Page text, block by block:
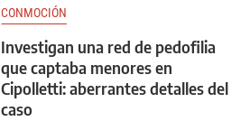
CONMOCIÓN
Investigan una red de pedofilia
que captaba menores en
Cipolletti: aberrantes detalles del
caso